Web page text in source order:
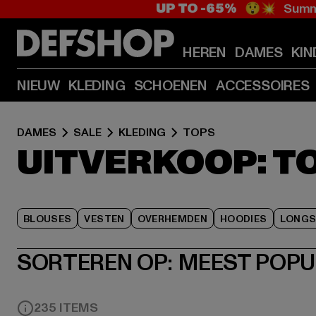
UP TO -65% 😲💥
HEREN DAMES
NIEUW KLEDING SCHOENEN ACCESSOIRES
DAMES SALE KLEDING TOPS
UITVERKOOP:
BLOUSES VESTEN OVERHEMDEN HOODIES
SORTEREN OP: MEEST
235 ITEMS